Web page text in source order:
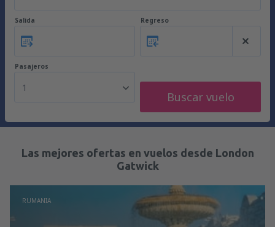
Salida Regreso
Pasajeros
1
Buscar vuelo
Las mejores ofertas en vuelos desde London
Gatwick
RUMANIA